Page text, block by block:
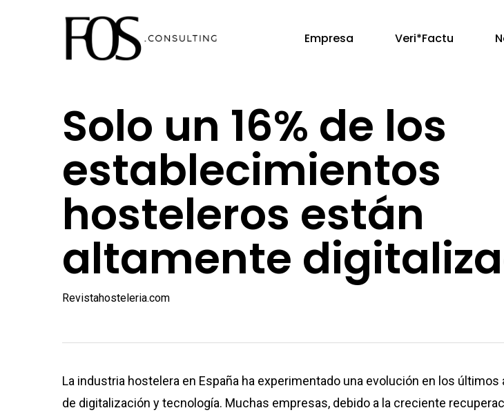
Empresa Veri*Factu
Solo un 16% de los
establecimientos
hosteleros están
altamente
Revistahosteleria.com
La industria hostelera en España ha experimentado una evolución en los
de digitalización y tecnología. Muchas empresas, debido a la creciente